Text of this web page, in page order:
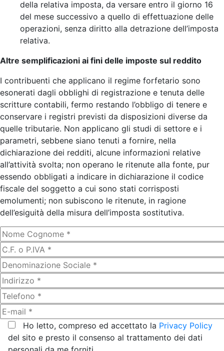
della relativa imposta, da versare entro il giorno 16
del mese successivo a quello di effettuazione delle
operazioni, senza diritto alla detrazione dell’imposta
relativa.
Altre semplificazioni ai fini delle imposte sul reddito
I contribuenti che applicano il regime forfetario sono
esonerati dagli obblighi di registrazione e tenuta delle
scritture contabili, fermo restando l’obbligo di tenere e
conservare i registri previsti da disposizioni diverse da
quelle tributarie. Non applicano gli studi di settore e i
parametri, sebbene siano tenuti a fornire, nella
dichiarazione dei redditi, alcune informazioni relative
all’attività svolta; non operano le ritenute alla fonte, pur
essendo obbligati a indicare in dichiarazione il codice
fiscale del soggetto a cui sono stati corrisposti
emolumenti; non subiscono le ritenute, in ragione
dell’esiguità della misura dell’imposta sostitutiva.
Ho letto, compreso ed accettato la Privacy Policy
del sito e presto il consenso al trattamento dei dati